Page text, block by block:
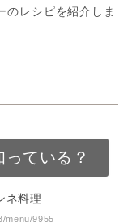
のレシピを紹介しま
は？ている？
menu/9955